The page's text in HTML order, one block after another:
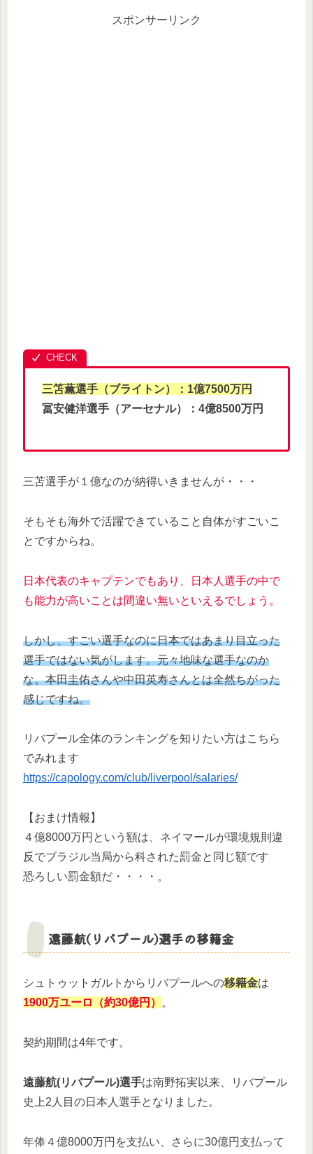
スポンサーリンク
三笘薫選手（ブライトン）：1億7500万円
冨安健洋選手（アーセナル）：4億8500万円
三苫選手が１億なのが納得いきませんが・・・
そもそも海外で活躍できていること自体がすごいこ
とですからね。
日本代表のキャプテンでもあり、日本人選手の中で
も能力が高いことは間違い無いといえるでしょう。
しかし、すごい選手なのに日本ではあまり目立った
選手ではない気がします。元々地味な選手なのか
な。本田圭佑さんや中田英寿さんとは全然ちがった
感じですね。
リバプール全体のランキングを知りたい方はこちら
でみれます
https://capology.com/club/liverpool/salaries/
【おまけ情報】
４億8000万円という額は、ネイマールが環境規則違
反でブラジル当局から科された罰金と同じ額です
恐ろしい罰金額だ・・・・。
遠藤航(リバプール)選手の移籍金
シュトゥットガルトからリバプールへの移籍金は
1900万ユーロ（約30億円）
。
契約期間は4年です。
遠藤航(リバプール)選手は南野拓実以来、リバプール
史上2人目の日本人選手となりました。
年俸４億8000万円を支払い、さらに30億円支払って